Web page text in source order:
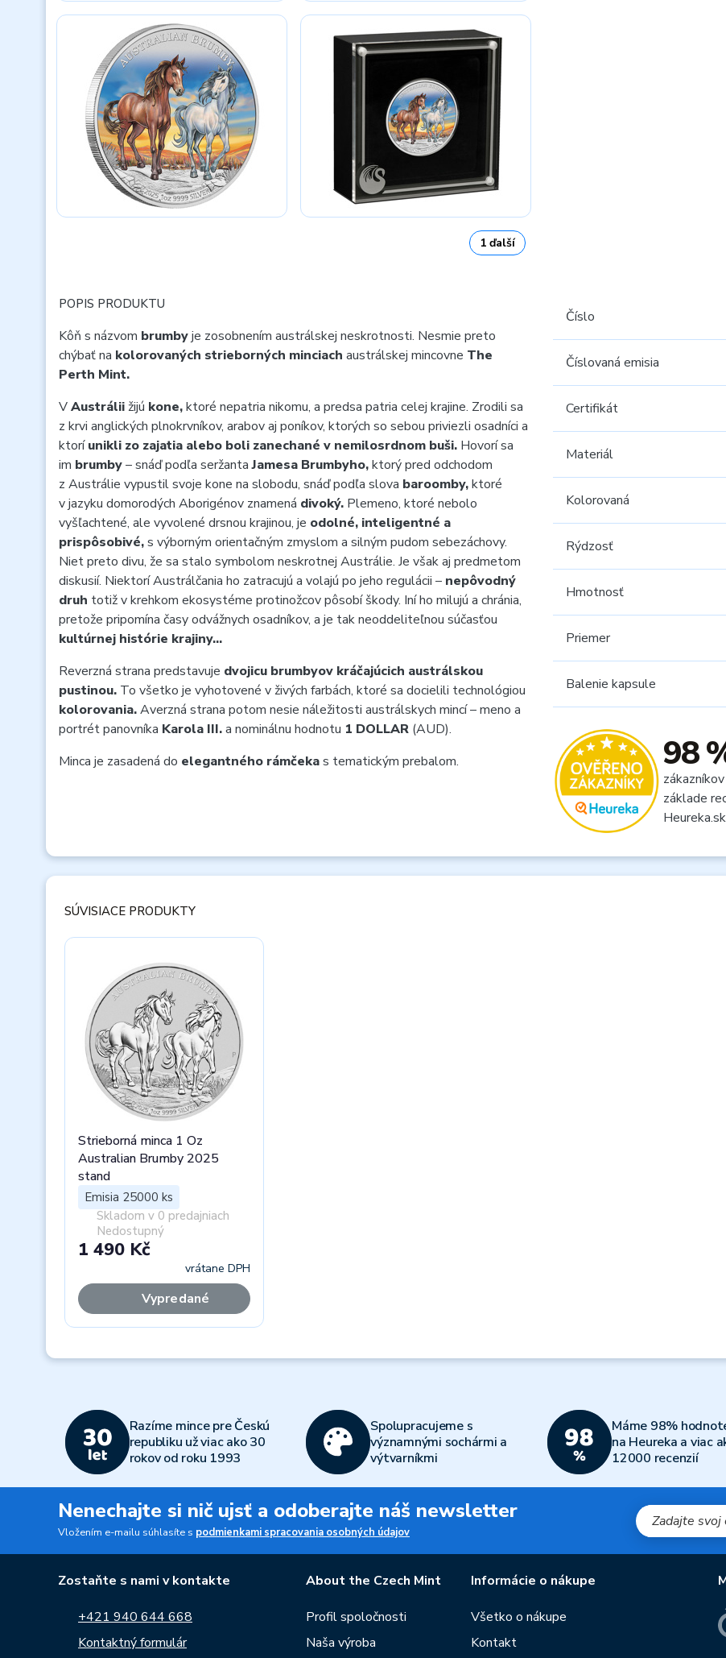
1 ďalší
POPIS PRODUKTU
Kôň s názvom brumbyje zosobnením austrálskej neskrotnosti. Nesmie preto
chýbať na kolorovaných strieborných minciach austrálskej mincovne The
Perth Mint.
VAustráliižijú kone,ktoré nepatria nikomu, a predsa patria celej krajine. Zrodili sa
z krvi anglických plnokrvníkov, arabov aj poníkov, ktorých so sebou priviezli osadníci a
ktoríunikli zo zajatia alebo boli zanechané v nemilosrdnom buši. Hovorí sa
im brumby– snáď podľa seržantaJamesa Brumbyho,ktorý pred odchodom
z Austrálie vypustil svoje kone na slobodu, snáď podľa slova baroomby,ktoré
v jazyku domorodých Aborigénov znamená divoký. Plemeno, ktoré nebolo
vyšľachtené, ale vyvolené drsnou krajinou, je odolné, inteligentné a
prispôsobivé,s výborným orientačným zmyslom a silným pudom sebezáchovy.
Niet preto divu, že sa stalo symbolom neskrotnej Austrálie. Je však aj predmetom
diskusií. Niektorí Austrálčania ho zatracujú a volajú po jeho regulácii – nepôvodný
druh totiž v krehkom ekosystéme protinožcov pôsobí škody. Iní ho milujú a chránia,
pretože pripomína časy odvážnych osadníkov, a je tak neoddeliteľnou súčasťou
kultúrnej histórie krajiny…
Reverzná strana predstavuje dvojicu brumbyov kráčajúcich austrálskou
pustinou. To všetko je vyhotovené v živých farbách, ktoré sa docielili technológiou
kolorovania.Averzná strana potom nesie náležitosti austrálskych mincí – meno a
portrét panovníka Karola III.a nominálnu hodnotu 1 DOLLAR (AUD).
Minca je zasadená do elegantného rámčekas tematickým prebalom.
Číslo
Číslovaná emisia
Certifikát
Materiál
Kolorovaná
Rýdzosť
Hmotnosť
Priemer
Balenie kapsule
98
základe
Heureka.sk
SÚVISIACE PRODUKTY
Strieborná minca 1 Oz
Australian Brumby 2025
stand
Emisia 25000 ks
Skladom v 0 predajniach
Nedostupný
1 490 Kč
vrátane DPH
Vypredané
Razíme mince pre Českú
republiku už viac ako 30
rokov od roku 1993
Spolupracujeme s
významnými sochármi a
výtvarníkmi
Máme 98%
na Heureka a viac
12000 recenzií
Nenechajte si nič ujsť a odoberajte náš newsletter
Vložením e-mailu súhlasíte s podmienkami spracovania osobných údajov
Zostaňte s nami v kontakte
+421 940 644 668
Kontaktný formulár
About the Czech Mint
Profil spoločnosti
Naša výroba
Informácie o nákupe
Všetko o nákupe
Kontakt